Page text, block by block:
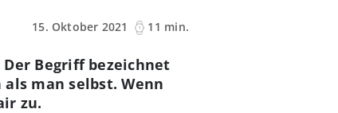
15. Oktober 2021
11 min.
Begriff bezeichnet
man selbst. Wenn
zu.